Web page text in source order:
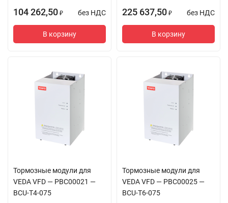
104 262,50 ₽ без НДС
В корзину
225 637,50 ₽ без НДС
В корзину
Тормозные модули для
VEDA VFD — PBC00021 —
BCU-T4-075
Тормозные модули для
VEDA VFD — PBC00025 —
BCU-T6-075